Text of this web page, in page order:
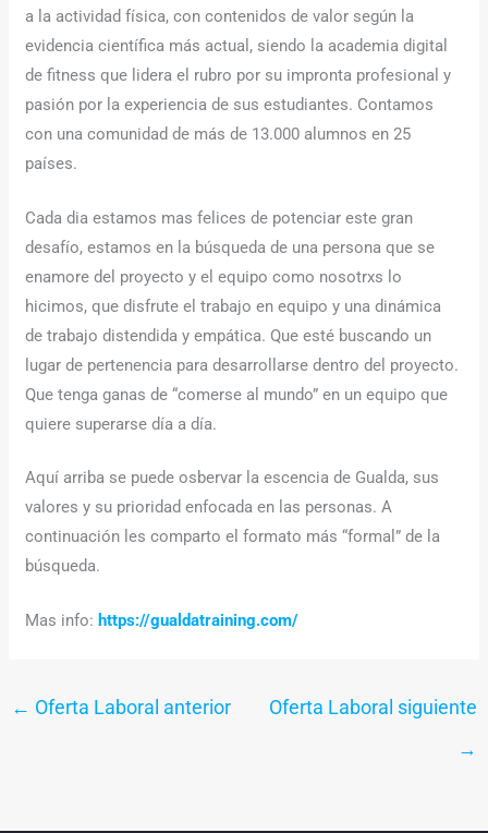
a la actividad física, con contenidos de valor según la
evidencia científica más actual, siendo la academia digital
de fitness que lidera el rubro por su impronta profesional y
pasión por la experiencia de sus estudiantes. Contamos
con una comunidad de más de 13.000 alumnos en 25
países.
Cada dia estamos mas felices de potenciar este gran
desafío, estamos en la búsqueda de una persona que se
enamore del proyecto y el equipo como nosotrxs lo
hicimos, que disfrute el trabajo en equipo y una dinámica
de trabajo distendida y empática. Que esté buscando un
lugar de pertenencia para desarrollarse dentro del proyecto.
Que tenga ganas de “comerse al mundo” en un equipo que
quiere superarse día a día.
Aquí arriba se puede osbervar la escencia de Gualda, sus
valores y su prioridad enfocada en las personas. A
continuación les comparto el formato más “formal” de la
búsqueda.
Mas info: https://gualdatraining.com/
← Oferta Laboral anterior
Oferta Laboral siguiente
→